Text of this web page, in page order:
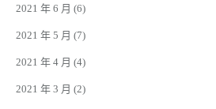
2021 年 6 月 (6)
2021 年 5 月 (7)
2021 年 4 月 (4)
2021 年 3 月 (2)